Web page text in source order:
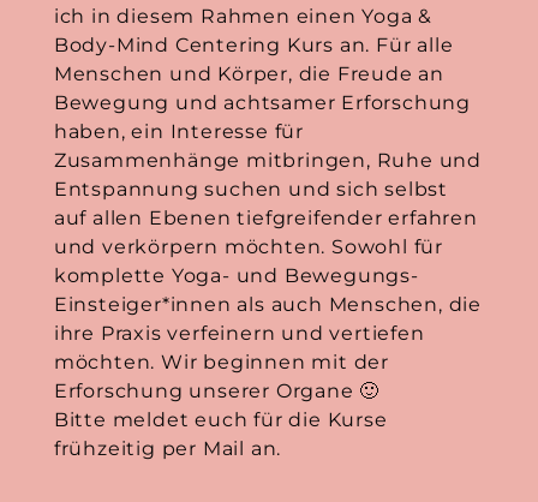
ich in diesem Rahmen einen Yoga &
Body-Mind Centering Kurs an. Für alle
Menschen und Körper, die Freude an
Bewegung und achtsamer Erforschung
haben, ein Interesse für
Zusammenhänge mitbringen, Ruhe und
Entspannung suchen und sich selbst
auf allen Ebenen tiefgreifender erfahren
und verkörpern möchten. Sowohl für
komplette Yoga- und Bewegungs-
Einsteiger*innen als auch Menschen, die
ihre Praxis verfeinern und vertiefen
möchten. Wir beginnen mit der
Erforschung unserer Organe 🙂
Bitte meldet euch für die Kurse
frühzeitig per Mail an.